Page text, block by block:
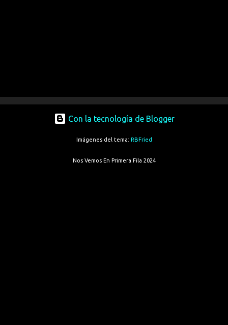
Con la tecnología de Blogger
Imágenes del tema: RBFried
Nos Vemos En Primera Fila 2024